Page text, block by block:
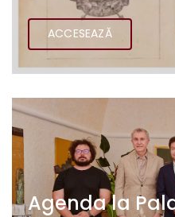
ACCESEAZĂ
Agenda la